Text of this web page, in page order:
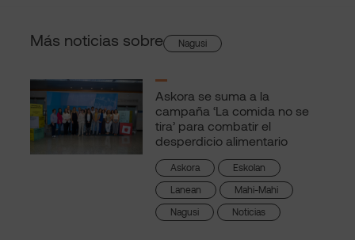
Más noticias sobre Nagusi
Askora se suma a la
campaña ‘La comida no se
tira’ para combatir el
desperdicio alimentario
Askora
Eskolan
Lanean
Mahi-Mahi
Nagusi
Noticias